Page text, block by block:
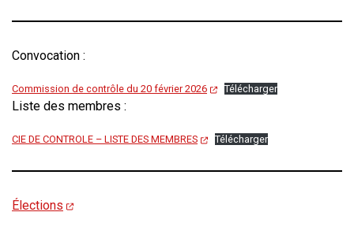
Convocation :
Commission de contrôle du 20 février 2026 Télécharger
Liste des membres :
CIE DE CONTROLE – LISTE DES MEMBRES Télécharger
Élections